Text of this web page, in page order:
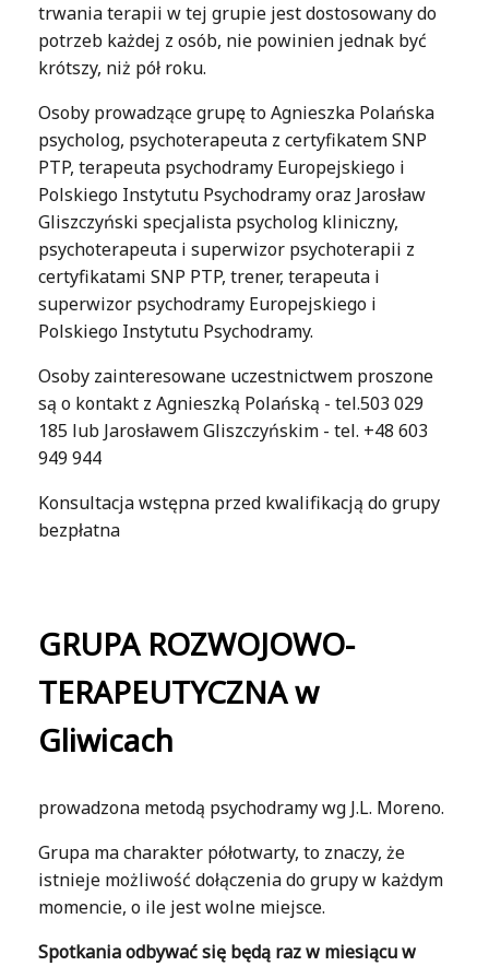
trwania terapii w tej grupie jest dostosowany do
potrzeb każdej z osób, nie powinien jednak być
krótszy, niż pół roku.
Osoby prowadzące grupę to Agnieszka Polańska
psycholog, psychoterapeuta z certyfikatem SNP
PTP, terapeuta psychodramy Europejskiego i
Polskiego Instytutu Psychodramy oraz Jarosław
Gliszczyński specjalista psycholog kliniczny,
psychoterapeuta i superwizor psychoterapii z
certyfikatami SNP PTP, trener, terapeuta i
superwizor psychodramy Europejskiego i
Polskiego Instytutu Psychodramy.
Osoby zainteresowane uczestnictwem proszone
są o kontakt z Agnieszką Polańską - tel.503 029
185 lub Jarosławem Gliszczyńskim - tel. +48 603
949 944
Konsultacja wstępna przed kwalifikacją do grupy
bezpłatna
GRUPA ROZWOJOWO-
TERAPEUTYCZNAw
Gliwicach
prowadzona metodą psychodramy wg J.L. Moreno.
Grupa ma charakter półotwarty, to znaczy, że
istnieje możliwość dołączenia do grupy w każdym
momencie, o ile jest wolne miejsce.
Spotkania odbywać się będą raz w miesiącu w